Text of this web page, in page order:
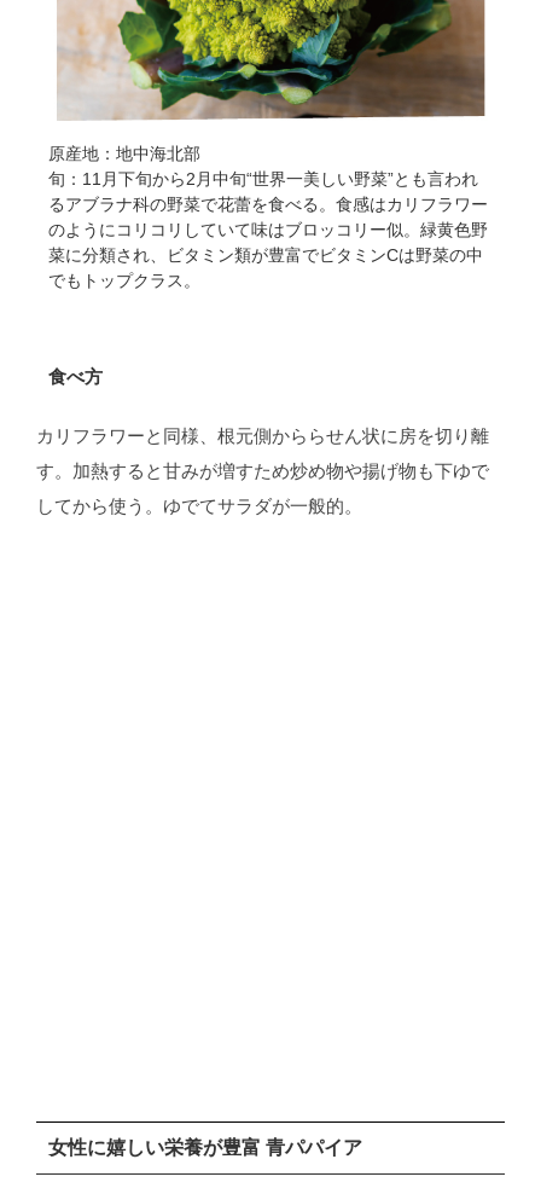
原産地：地中海北部
旬：11月下旬から2月中旬“世界一美しい野菜”とも言われ
るアブラナ科の野菜で花蕾を食べる。食感はカリフラワー
のようにコリコリしていて味はブロッコリー似。緑黄色野
菜に分類され、ビタミン類が豊富でビタミンCは野菜の中
でもトップクラス。
食べ方
カリフラワーと同様、根元側かららせん状に房を切り離
す。加熱すると甘みが増すため炒め物や揚げ物も下ゆで
してから使う。ゆでてサラダが一般的。
女性に嬉しい栄養が豊富 青パパイア